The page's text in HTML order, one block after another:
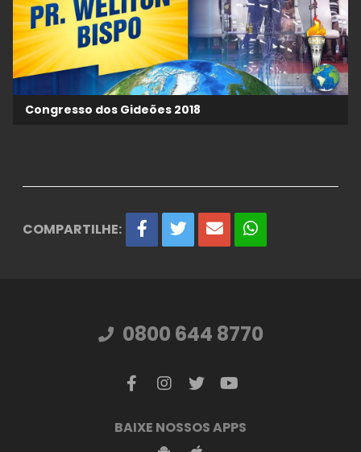
Congresso dos Gideões 2018
COMPARTILHE:
0800 644 8770
BAIXE NOSSOS APPS